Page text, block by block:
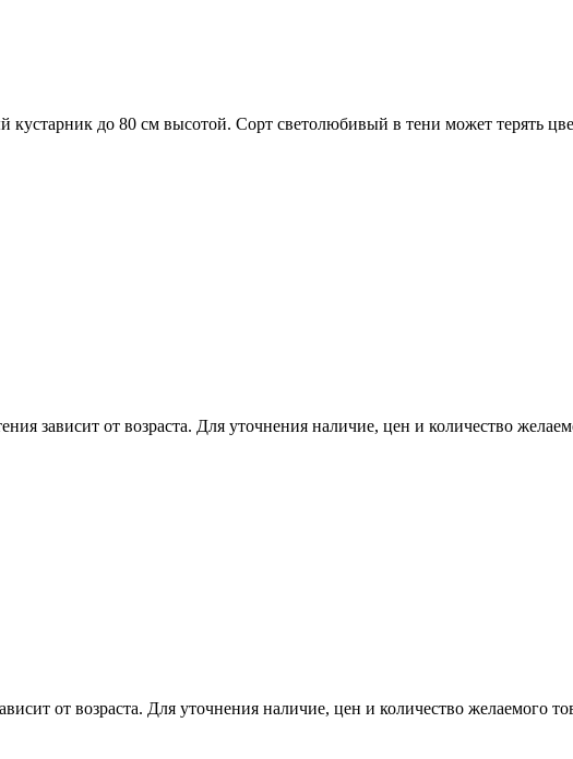
до 80 см высотой. Сорт светолюбивый в тени может терять
зависит от возраста. Для уточнения наличие, цен и количество
от возраста. Для уточнения наличие, цен и количество желаемого